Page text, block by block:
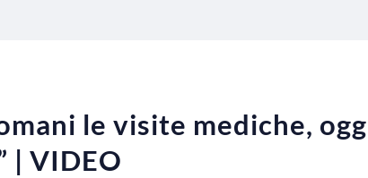
le visite mediche,
| VIDEO